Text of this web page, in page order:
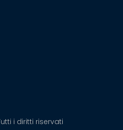
i diritti riservati